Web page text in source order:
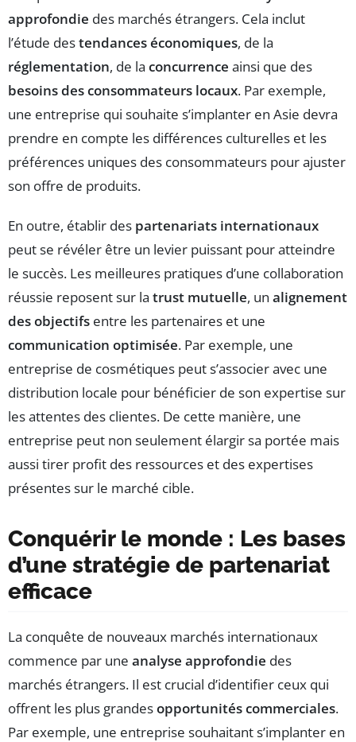
approfondie des marchés étrangers. Cela inclut
l’étude destendances économiques, de la
réglementation, de la concurrence ainsi que des
besoins des consommateurs locaux. Par exemple,
une entreprise qui souhaite s’implanter en Asie devra
prendre en compte les différences culturelles et les
préférences uniques des consommateurs pour ajuster
son offre de produits.
En outre, établir des partenariats internationaux
peut se révéler être un levier puissant pour atteindre
le succès. Les meilleures pratiques d’une collaboration
réussie reposent sur la trust mutuelle, un alignement
des objectifs entre les partenaires et une
communication optimisée. Par exemple, une
entreprise de cosmétiques peut s’associer avec une
distribution locale pour bénéficier de son expertise sur
les attentes des clientes. De cette manière, une
entreprise peut non seulement élargir sa portée mais
aussi tirer profit des ressources et des expertises
présentes sur le marché cible.
Conquérir le monde : Les bases
d’une stratégie de partenariat
efficace
La conquête de nouveaux marchés internationaux
commence par une analyse approfondie des
marchés étrangers. Il est crucial d’identifier ceux qui
offrent les plus grandesopportunités commerciales.
Par exemple, une entreprise souhaitant s’implanter en